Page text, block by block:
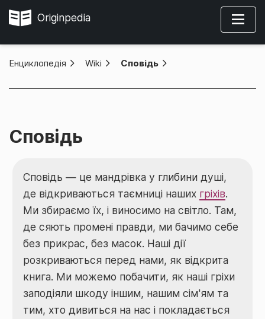
Originpedia
Енциклопедія Wiki Сповідь
Сповідь
Сповідь — це мандрівка у глибини душі,
де відкриваються таємниці наших гріхів.
Ми збираємо їх, і виносимо на світло. Там,
де сяють промені правди, ми бачимо себе
без прикрас, без масок. Наші дії
розкриваються перед нами, як відкрита
книга. Ми можемо побачити, як наші гріхи
заподіяли шкоду іншим, нашим сім'ям та
тим, хто дивиться на нас і покладається